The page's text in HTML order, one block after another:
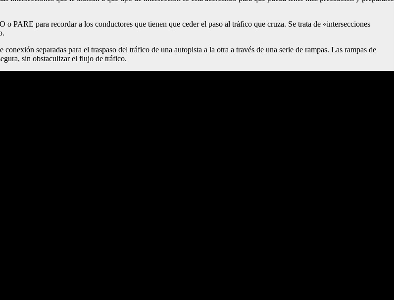
PARE para recordar a los conductores que tienen que ceder el paso al tráfico que cruza. Se trata de «intersecciones
separadas para el traspaso del tráfico de una autopista a la otra a través de una serie de rampas. Las rampas de
sin obstaculizar el flujo de tráfico.